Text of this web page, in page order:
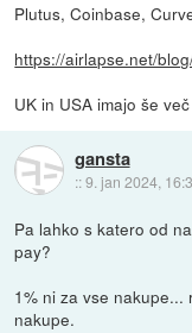
Plutus, Coinbase,
https://airlapse.net/
UK in USA imajo še
gansta
::9. jan 2024,
Pa lahko s katero od
pay?
1% ni za vse nakupe...
nakupe.